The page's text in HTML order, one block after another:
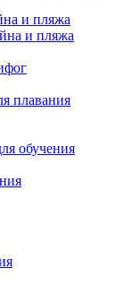
и пляжа
и пляжа
плавания
обучения